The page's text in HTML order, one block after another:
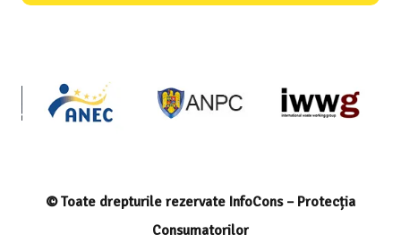
© Toate drepturile rezervate InfoCons – Protecția
Consumatorilor